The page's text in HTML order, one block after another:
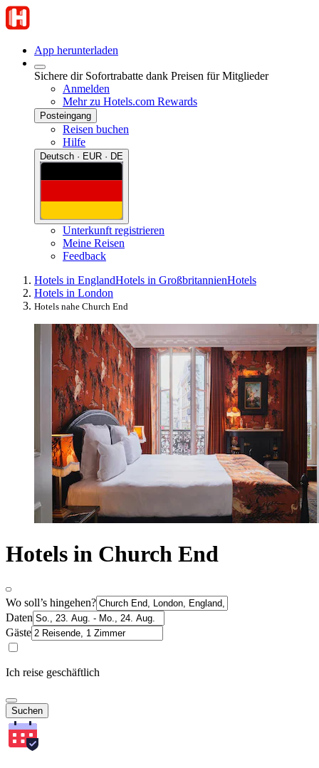
App herunterladen
Sichere dir Sofortrabatte dank Preisen für Mitglieder
Anmelden
Mehr zu Hotels.com Rewards
Posteingang
Reisen buchen
Hilfe
Deutsch · EUR · DE
Unterkunft registrieren
Meine Reisen
Feedback
Hotels in EnglandHotels in GroßbritannienHotels
Hotels in London
Hotels nahe Church End
Hotels in Church End
Wo soll’s hingehen?
Daten
Gäste
Ich reise geschäftlich
Suchen